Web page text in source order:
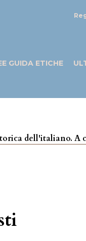
GUIDA ETICHE
dell'italiano. A